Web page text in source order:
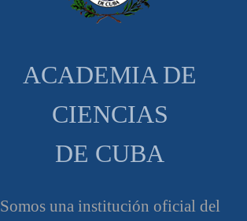
ACADEMIA DE
CIENCIAS
DE CUBA
Somos una institución oficial del